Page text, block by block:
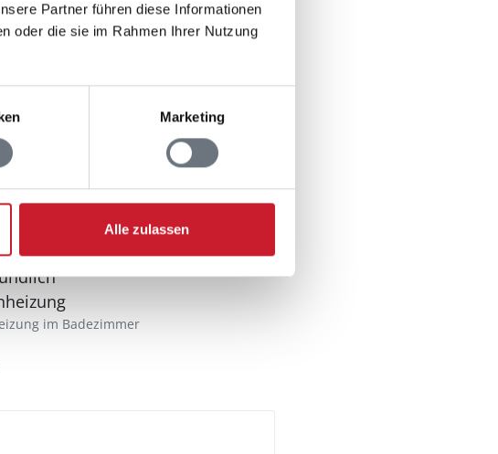
Partner führen diese Informationen
oder die sie im Rahmen Ihrer Nutzung
Marketing
Alle zulassen
Fernsehen
im Badezimmer